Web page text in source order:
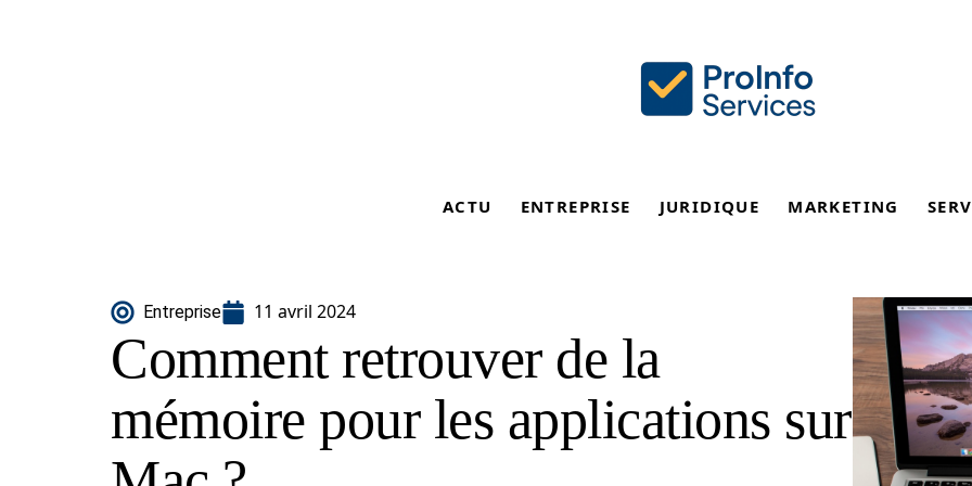
ACTU ENTREPRISE JURIDIQUE MARKETING
Entreprise 11 avril 2024
Comment retrouver de la
mémoire pour les applications sur